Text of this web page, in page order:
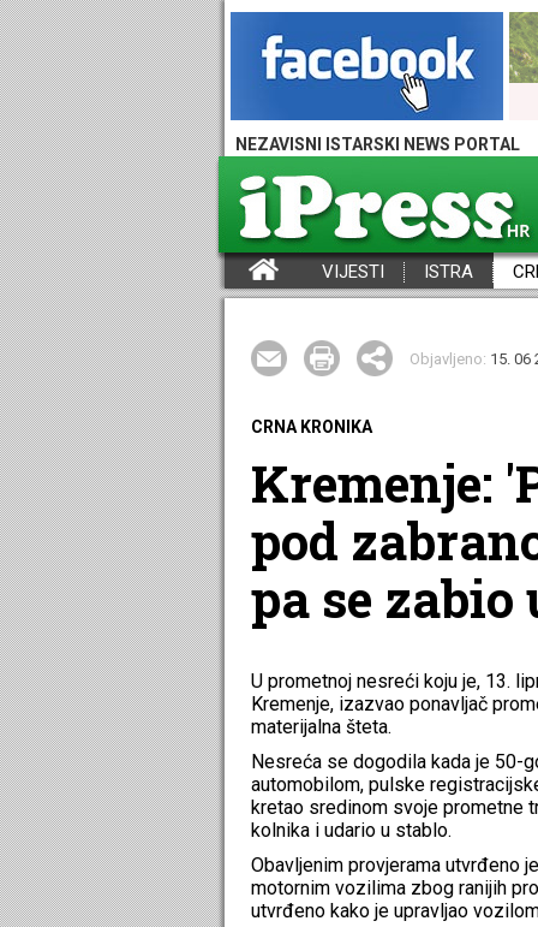
NEZAVISNI ISTARSKI NEWS PORTAL
VIJESTI ISTRA
Objavljeno: 15. 06
CRNA KRONIKA
Kremenje:
pod
pa se zabio
U prometnoj nesreći koju je, 13.
Kremenje, izazvao ponavljač
materijalna šteta.
Nesreća se dogodila kada je 50-
automobilom, pulske
kretao sredinom svoje prometne
kolnika i udario u stablo.
Obavljenim provjerama utvrđeno
motornim vozilima zbog ranijih
utvrđeno kako je upravljao